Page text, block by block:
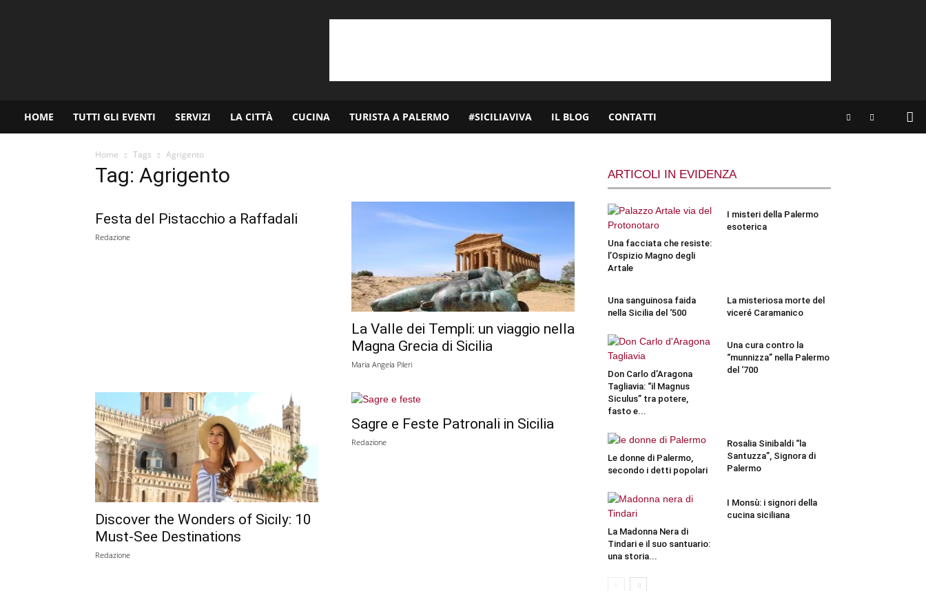
HOME TUTTI GLI EVENTI SERVIZI LA CITTÀ CUCINA TURISTA A PALERMO #SICILIAVIVA IL BLOG CONTATTI
Home Tags Agrigento
Tag: Agrigento
Festa del Pistacchio a Raffadali
Redazione
La Valle dei Templi: un viaggio nella
Magna Grecia di Sicilia
Maria Angela Pileri
Discover the Wonders of Sicily: 10
Must-See Destinations
Redazione
Sagre e Feste Patronali in Sicilia
Redazione
ARTICOLI IN EVIDENZA
Una facciata che resiste:
l’Ospizio Magno degli
Artale
I misteri della Palermo
esoterica
Una sanguinosa faida
nella Sicilia del ‘500
La misteriosa morte del
viceré Caramanico
Don Carlo d’Aragona
Tagliavia: “il Magnus
Siculus” tra potere,
fasto e...
Una cura contro la
“munnizza” nella Palermo
del ‘700
Le donne di Palermo,
secondo i detti popolari
Rosalia Sinibaldi “la
Santuzza”, Signora di
Palermo
La Madonna Nera di
Tindari e il suo santuario:
una storia...
I Monsù: i signori della
cucina siciliana